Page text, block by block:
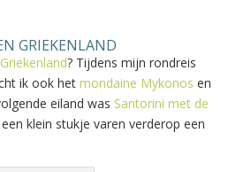
GRIEKENLAND
? Tijdens mijn rondreis
ik ook het mondaine Mykonos en
eiland was Santorini met de
klein stukje varen verderop een